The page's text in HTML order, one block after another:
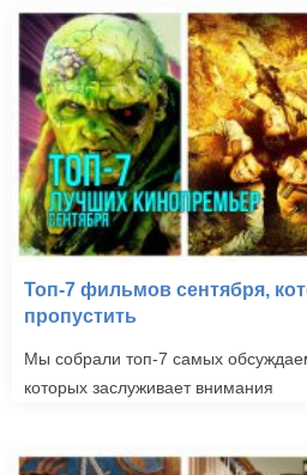
Топ-7 фильмов сентября,
пропустить
Мы собрали топ-7 самых
которых заслуживает внимания